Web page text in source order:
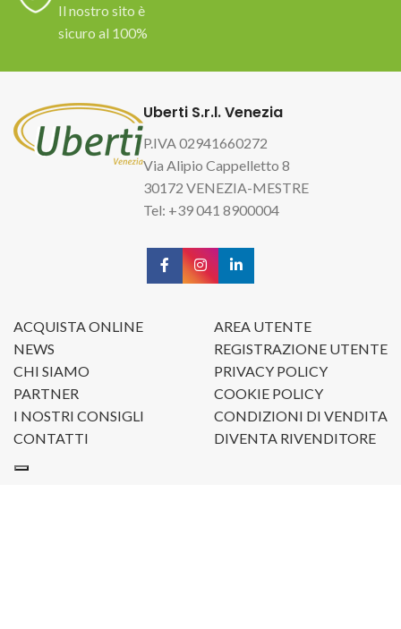
Il nostro sito è
sicuro al 100%
Uberti S.r.l. Venezia
P.IVA 02941660272
Via Alipio Cappelletto 8
30172 VENEZIA-MESTRE
Tel: +39 041 8900004
ACQUISTA ONLINE
NEWS
CHI SIAMO
PARTNER
I NOSTRI CONSIGLI
CONTATTI
AREA UTENTE
REGISTRAZIONE UTENTE
PRIVACY POLICY
COOKIE POLICY
CONDIZIONI DI VENDITA
DIVENTA RIVENDITORE